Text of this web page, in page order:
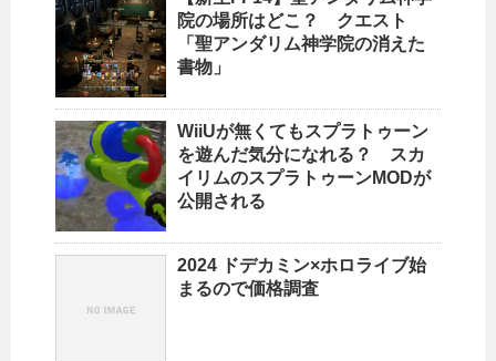
院の場所はどこ？ クエスト
「聖アンダリム神学院の消えた
書物」
WiiUが無くてもスプラトゥーン
を遊んだ気分になれる？ スカ
イリムのスプラトゥーンMODが
公開される
2024 ドデカミン×ホロライブ始
まるので価格調査